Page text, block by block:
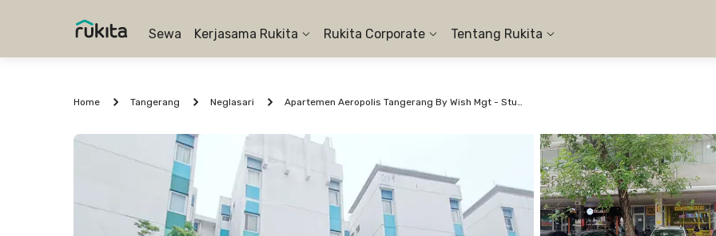
Sewa Kerjasama Rukita Rukita Corporate Tentang Rukita
Home Tangerang Neglasari Apartemen Aeropolis Tangerang By Wish Mgt - Studio #9